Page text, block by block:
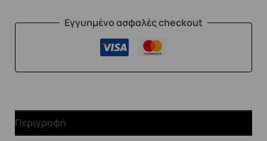
Εγγυημένο ασφαλές checkout
Περιγραφή